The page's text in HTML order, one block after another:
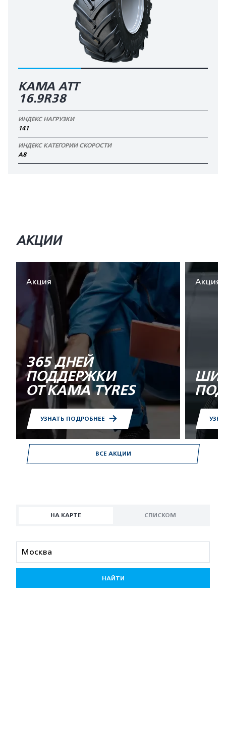
КАМА АТТ
16.9R38
ИНДЕКС НАГРУЗКИ
141
ИНДЕКС КАТЕГОРИИ СКОРОСТИ
A8
ВСЕ АКЦИИ
АКЦИИ
Акция
365 ДНЕЙ
ПОДДЕРЖКИ
ОТ KAMA TYRES
УЗНАТЬ ПОДРОБНЕЕ
Акция
НА КАРТЕ СПИСКОМ
НАЙТИ